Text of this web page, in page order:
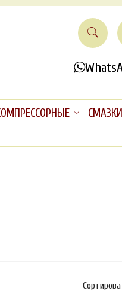
СМАЗКИ